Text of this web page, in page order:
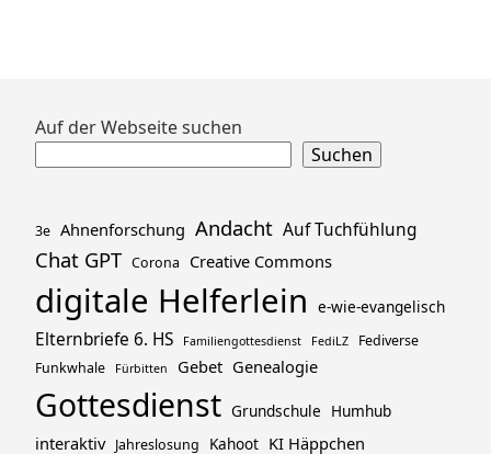
Zum
Auf der Webseite suchen
Suchen
3e Ahnenforschung Andacht Auf Tuchfühlung
Chat GPT Corona Creative Commons
digitale Helferlein e-wie-evangelisch
Elternbriefe 6. HS Familiengottesdienst FediLZ
Fediverse
Funkwhale
Fürbitten Gebet Genealogie
Gottesdienst Grundschule Humhub
interaktiv Jahreslosung Kahoot KI Häppchen